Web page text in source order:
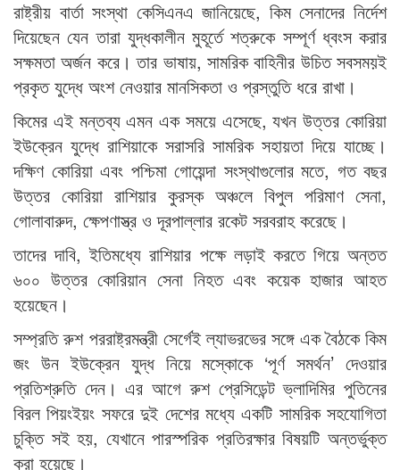
রাষ্ট্রীয় বার্তা সংস্থা কেসিএনএ জানিয়েছে, কিম সেনাদের নির্দেশ
দিয়েছেন যেন তারা যুদ্ধকালীন মুহূর্তে শত্রুকে সম্পূর্ণ ধ্বংস করার
সক্ষমতা অর্জন করে। তার ভাষায়, সামরিক বাহিনীর উচিত সবসময়ই
প্রকৃত যুদ্ধে অংশ নেওয়ার মানসিকতা ও প্রস্তুতি ধরে রাখা।
কিমের এই মন্তব্য এমন এক সময়ে এসেছে, যখন উত্তর কোরিয়া
ইউক্রেন যুদ্ধে রাশিয়াকে সরাসরি সামরিক সহায়তা দিয়ে যাচ্ছে।
দক্ষিণ কোরিয়া এবং পশ্চিমা গোয়েন্দা সংস্থাগুলোর মতে, গত বছর
উত্তর কোরিয়া রাশিয়ার কুরস্ক অঞ্চলে বিপুল পরিমাণ সেনা,
গোলাবারুদ, ক্ষেপণাস্ত্র ও দূরপাল্লার রকেট সরবরাহ করেছে।
তাদের দাবি, ইতিমধ্যে রাশিয়ার পক্ষে লড়াই করতে গিয়ে অন্তত
৬০০ উত্তর কোরিয়ান সেনা নিহত এবং কয়েক হাজার আহত
হয়েছেন।
সম্প্রতি রুশ পররাষ্ট্রমন্ত্রী সের্গেই ল্যাভরভের সঙ্গে এক বৈঠকে কিম
জং উন ইউক্রেন যুদ্ধ নিয়ে মস্কোকে ‘পূর্ণ সমর্থন’ দেওয়ার
প্রতিশ্রুতি দেন। এর আগে রুশ প্রেসিডেন্ট ভ্লাদিমির পুতিনের
বিরল পিয়ংইয়ং সফরে দুই দেশের মধ্যে একটি সামরিক সহযোগিতা
চুক্তি সই হয়, যেখানে পারস্পরিক প্রতিরক্ষার বিষয়টি অন্তর্ভুক্ত
করা হয়েছে।